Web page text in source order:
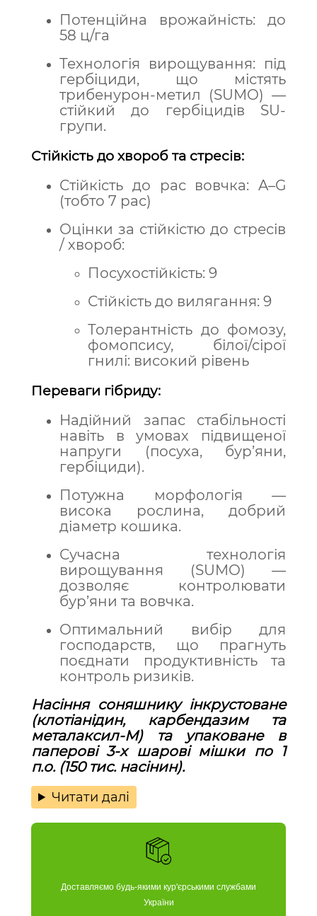
Потенційна врожайність: до
58 ц/га
Технологія вирощування: під
гербіциди, що містять
трибенурон-метил (SUMO) —
стійкий до гербіцидів SU-
групи.
Стійкість до хвороб та стресів:
Стійкість до рас вовчка: A–G
(тобто 7 рас)
Оцінки за стійкістю до стресів
/ хвороб:
Посухостійкість: 9
Стійкість до вилягання: 9
Толерантність до фомозу,
фомопсису, білої/сірої
гнилі: високий рівень
Переваги гібриду:
Надійний запас стабільності
навіть в умовах підвищеної
напруги (посуха, бур’яни,
гербіциди).
Потужна морфологія —
висока рослина, добрий
діаметр кошика.
Сучасна технологія
вирощування (SUMO) —
дозволяє контролювати
бур’яни та вовчка.
Оптимальний вибір для
господарств, що прагнуть
поєднати продуктивність та
контроль ризиків.
Насіння соняшнику інкрустоване
(клотіанідин, карбендазим та
металаксил-М) та упаковане в
паперові 3-х шарові мішки по 1
п.о. (150 тис. насінин).
Читати далі
Доставляємо будь-якими кур'єрськими службами
України